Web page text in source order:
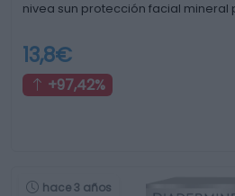
nivea sun protección facial mineral
13,8€
+97,42%
hace 3 años